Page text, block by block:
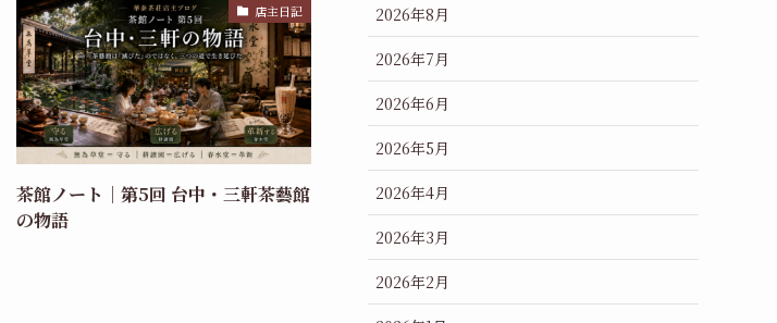
店主日記
茶館ノート｜第5回 台中・三軒茶藝館
の物語
2026年8月
2026年7月
2026年6月
2026年5月
2026年4月
2026年3月
2026年2月